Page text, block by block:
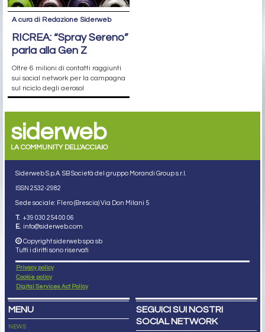
A cura di Redazione Siderweb
RICREA: “Spray Sereno”
parla alla Gen Z
Oltre 6 milioni di contatti raggiunti
sui social network per la campagna
sul riciclo degli aerosol
siderweb
LA COMMUNITY DELL'ACCIAIO
Siderweb S.p.A. SB Società del gruppo Morandi Group s.r.l.
ISSN 2532-2982
Sede sociale: Flero (Brescia) Via Don Milani 5
T. +39 030 254 00 06
E. info@siderweb.com
Copyright siderweb spa sb
Tutti i diritti sono riservati
Privacy policy
Cookie policy
Digital Services Act Policy
MENU
NEWS
SEGUICI SUI NOSTRI
SOCIAL NETWORK